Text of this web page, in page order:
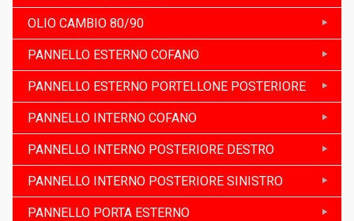
OLIO CAMBIO 80/90
PANNELLO ESTERNO COFANO
PANNELLO ESTERNO PORTELLONE POSTERIORE
PANNELLO INTERNO COFANO
PANNELLO INTERNO POSTERIORE DESTRO
PANNELLO INTERNO POSTERIORE SINISTRO
PANNELLO PORTA ESTERNO